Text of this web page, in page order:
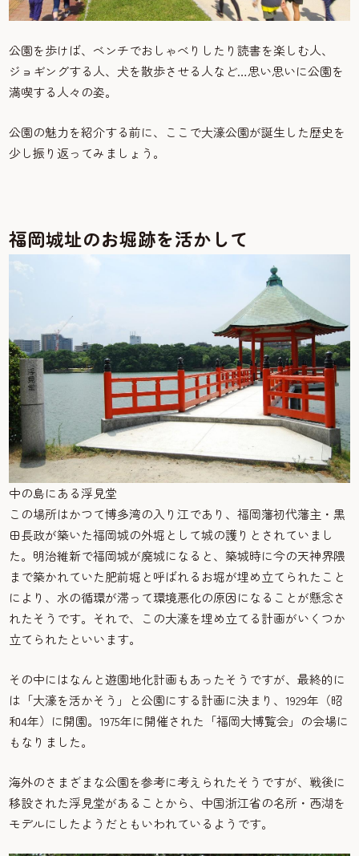
公園を歩けば、ベンチでおしゃべりしたり読書を楽しむ人、
ジョギングする人、犬を散歩させる人など…思い思いに公園を
満喫する人々の姿。
公園の魅力を紹介する前に、ここで大濠公園が誕生した歴史を
少し振り返ってみましょう。
福岡城址のお堀跡を活かして
中の島にある浮見堂
この場所はかつて博多湾の入り江であり、福岡藩初代藩主・黒
田長政が築いた福岡城の外堀として城の護りとされていまし
た。明治維新で福岡城が廃城になると、築城時に今の天神界隈
まで築かれていた肥前堀と呼ばれるお堀が埋め立てられたこと
により、水の循環が滞って環境悪化の原因になることが懸念さ
れたそうです。それで、この大濠を埋め立てる計画がいくつか
立てられたといいます。
その中にはなんと遊園地化計画もあったそうですが、最終的に
は「大濠を活かそう」と公園にする計画に決まり、1929年（昭
和4年）に開園。1975年に開催された「福岡大博覧会」の会場に
もなりました。
海外のさまざまな公園を参考に考えられたそうですが、戦後に
移設された浮見堂があることから、中国浙江省の名所・西湖を
モデルにしたようだともいわれているようです。